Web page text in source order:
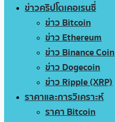
ข่าวคริปโตเคอเรนซี่
ข่าว Bitcoin
ข่าว Ethereum
ข่าว Binance Coin
ข่าว Dogecoin
ข่าว Ripple (XRP)
ราคาและการวิเคราะห์
ราคา Bitcoin